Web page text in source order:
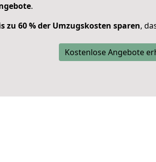
.
zu 60 % der Umzugskosten sparen,
Kostenlose Angebote